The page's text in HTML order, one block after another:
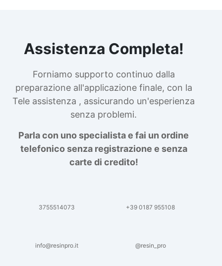
Assistenza Completa!
Forniamo supporto continuo dalla
preparazione all'applicazione finale, con la
Tele assistenza , assicurando un'esperienza
senza problemi.
Parla con uno specialista e fai un ordine
telefonico senza registrazione e senza
carte di credito!
3755514073 +39 0187 955108
info@resinpro.it @resin_pro